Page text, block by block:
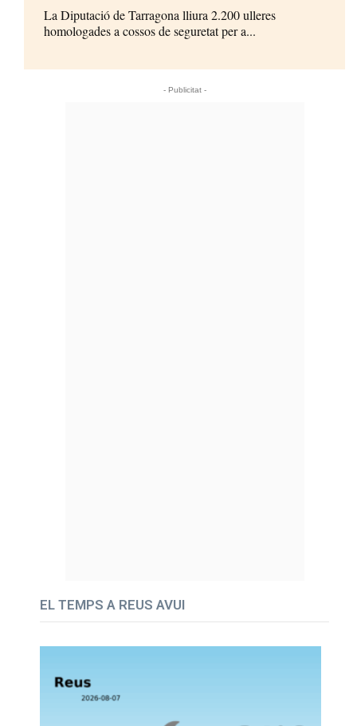
La Diputació de Tarragona lliura 2.200 ulleres
homologades a cossos de seguretat per a...
- Publicitat -
EL TEMPS A REUS AVUI